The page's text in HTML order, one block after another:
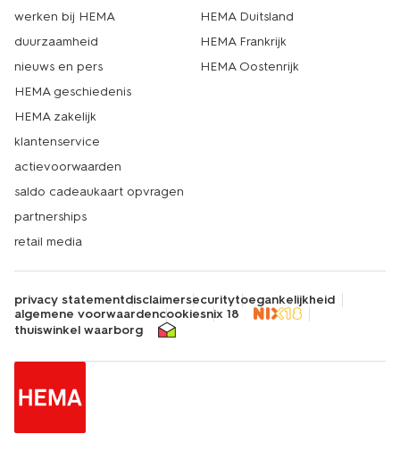
werken bij HEMA
duurzaamheid
nieuws en pers
HEMA geschiedenis
HEMA zakelijk
klantenservice
actievoorwaarden
saldo cadeaukaart opvragen
partnerships
retail media
HEMA Duitsland
HEMA Frankrijk
HEMA Oostenrijk
privacy statementdisclaimersecuritytoegankelijkheid
algemene voorwaardencookiesnix 18
thuiswinkel waarborg